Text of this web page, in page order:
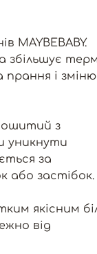
MAYBEBABY.
збільшує
прання і
з
уникнути
за
або застібок.
якісним
від